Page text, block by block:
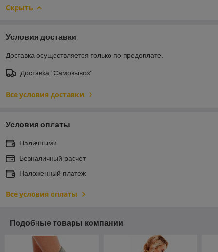
Скрыть
Условия доставки
Доставка осуществляется только по предоплате.
Доставка "Самовывоз"
Все условия доставки
Условия оплаты
Наличными
Безналичный расчет
Наложенный платеж
Все условия оплаты
Подобные товары компании